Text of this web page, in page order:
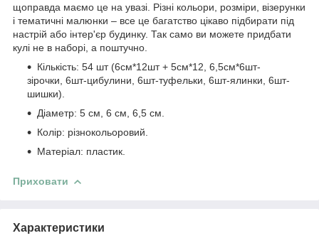
щоправда маємо це на увазі. Різні кольори, розміри, візерунки
і тематичні малюнки – все це багатство цікаво підбирати під
настрій або інтер'єр будинку. Так само ви можете придбати
кулі не в наборі, а поштучно.
Кількість: 54 шт (6см*12шт + 5см*12, 6,5см*6шт-
зірочки, 6шт-цибулини, 6шт-туфельки, 6шт-ялинки, 6шт-
шишки).
Діаметр: 5 см, 6 см, 6,5 см.
Колір: різнокольоровий.
Матеріал: пластик.
Приховати
Характеристики